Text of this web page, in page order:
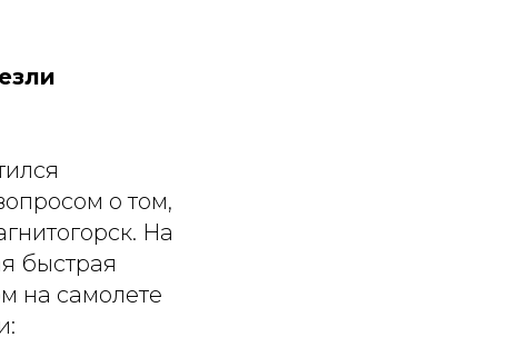
о том,
На
быстрая
на самолете